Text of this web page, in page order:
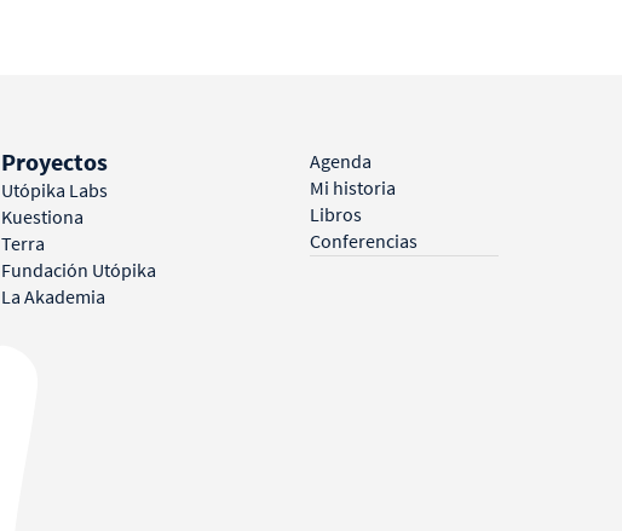
Proyectos
Utópika Labs
Kuestiona
Terra
Fundación Utópika
La Akademia
Agenda
Mi historia
Libros
Conferencias